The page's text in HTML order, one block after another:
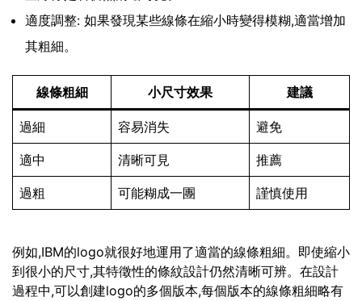
適度調整: 如果發現某些線條在縮小時變得模糊,適當增加
其粗細。
線條粗細 小尺寸效果 建議
過細 容易消失 避免
適中 清晰可見 推薦
過粗 可能糊成一團 謹慎使用
例如,IBM的logo就很好地運用了適當的線條粗細。即使縮小
到很小的尺寸,其特徵性的條紋設計仍然清晰可辨。在設計
過程中,可以創建logo的多個版本,每個版本的線條粗細略有